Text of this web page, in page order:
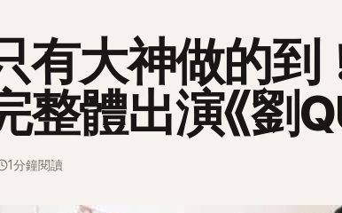
有大神做的到
整體出演《劉
1分鐘閱讀